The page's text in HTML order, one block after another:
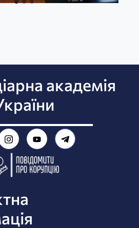
академія